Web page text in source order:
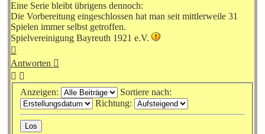
Eine Serie bleibt übrigens dennoch:
Die Vorbereitung eingeschlossen hat man seit mittlerweile 31
Spielen immer selbst getroffen.
Spielvereinigung Bayreuth 1921 e.V.
oben
Antworten
Anzeigen:
Sortiere nach:
Richtung: